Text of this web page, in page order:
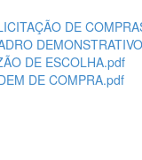
DE
DE ESCOLHA.pdf
DE COMPRA.pdf